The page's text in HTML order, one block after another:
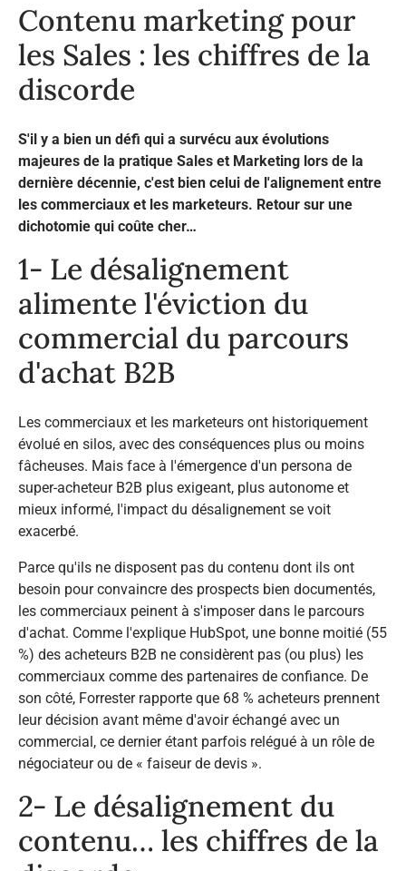
Contenu marketing pour
les Sales : les chiffres de la
discorde
S'il y a bien un défi qui a survécu aux évolutions
majeures de la pratique Sales et Marketing lors de la
dernière décennie, c'est bien celui de l'alignement entre
les commerciaux et les marketeurs. Retour sur une
dichotomie qui coûte cher…
1- Le désalignement
alimente l'éviction du
commercial du parcours
d'achat B2B​
Les commerciaux et les marketeurs ont historiquement
évolué en silos, avec des conséquences plus ou moins
fâcheuses. Mais face à l'émergence d'un persona de
super-acheteur B2B plus exigeant, plus autonome et
mieux informé, l'impact du désalignement se voit
exacerbé.
Parce qu'ils ne disposent pas du contenu dont ils ont
besoin pour convaincre des prospects bien documentés,
les commerciaux peinent à s'imposer dans le parcours
d'achat. Comme l'explique HubSpot, une bonne moitié (55
%) des acheteurs B2B ne considèrent pas (ou plus) les
commerciaux comme des partenaires de confiance. De
son côté, Forrester rapporte que 68 % acheteurs prennent
leur décision avant même d'avoir échangé avec un
commercial, ce dernier étant parfois relégué à un rôle de
négociateur ou de « faiseur de devis ».​
2- Le désalignement du
contenu… les chiffres de la